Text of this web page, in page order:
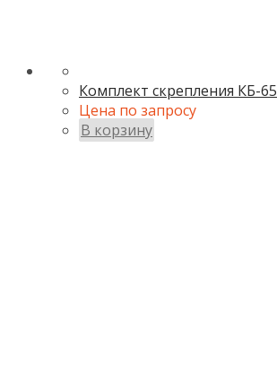
Комплект скрепления КБ-65
Цена по запросу
В корзину